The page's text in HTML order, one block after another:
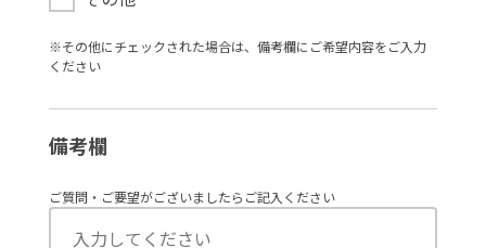
※その他にチェックされた場合は、備考欄にご希望内容をご⼊⼒
ください
備考欄
ご質問・ご要望がございましたらご記入ください